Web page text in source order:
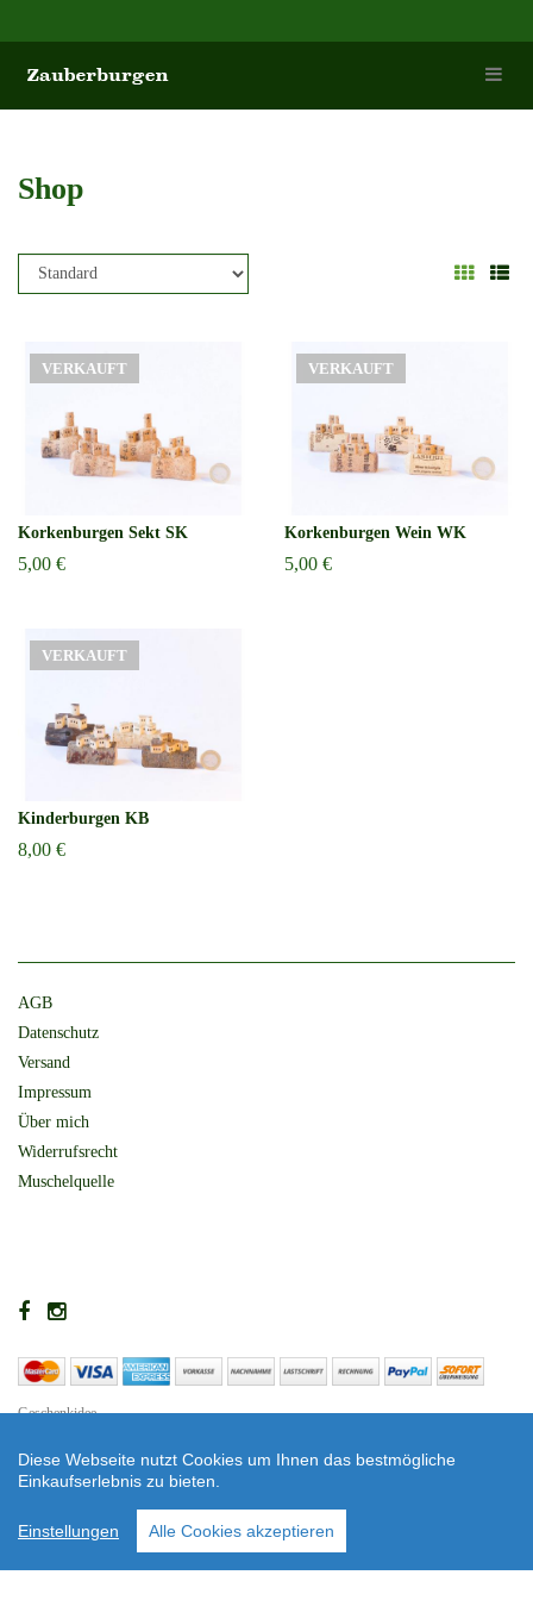
Shop
VERKAUFT
Korkenburgen Sekt SK
5,00 €
VERKAUFT
Korkenburgen Wein WK
5,00 €
VERKAUFT
Kinderburgen KB
8,00 €
AGB
Datenschutz
Versand
Impressum
Über mich
Widerrufsrecht
Muschelquelle
Geschenkidee
Shop erstellt mit VersaCommerce.
* Alle Preise inkl. MwSt. zzgl. Versandkosten und ggf. Nachnahmegebühren, wenn
nicht anders beschrieben.
Diese Webseite nutzt Cookies um Ihnen das bestmögliche
Einkaufserlebnis zu bieten.
Einstellungen Alle Cookies akzeptieren